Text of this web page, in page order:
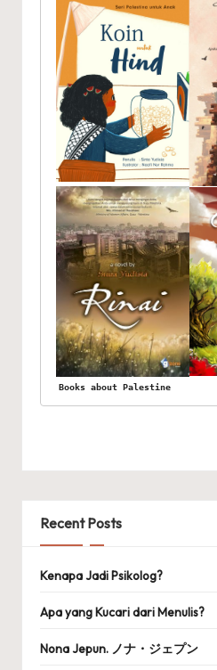
Books about Palestine
Recent Posts
Kenapa Jadi Psikolog?
Apa yang Kucari dari Menulis?
Nona Jepun. ノナ・ジェプン